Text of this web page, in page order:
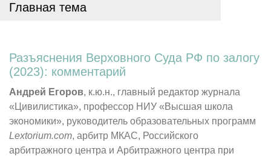
Главная тема
Разъяснения Верховного Суда РФ по залогу
(2023): комментарий
Андрей Егоров, к.ю.н., главный редактор журнала
«Цивилистика», профессор НИУ «Высшая школа
экономики», руководитель образовательных программ
Lextorium.com, арбитр МКАС, Российского
арбитражного центра и Арбитражного центра при